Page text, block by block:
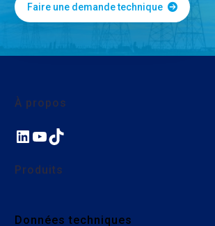
Faire une demande technique
À propos
À propos de SAB France
Nos actions environnementales et sociales
LinkedIn
YouTube
TikTok
Produits
Câbles industriels
Données techniques